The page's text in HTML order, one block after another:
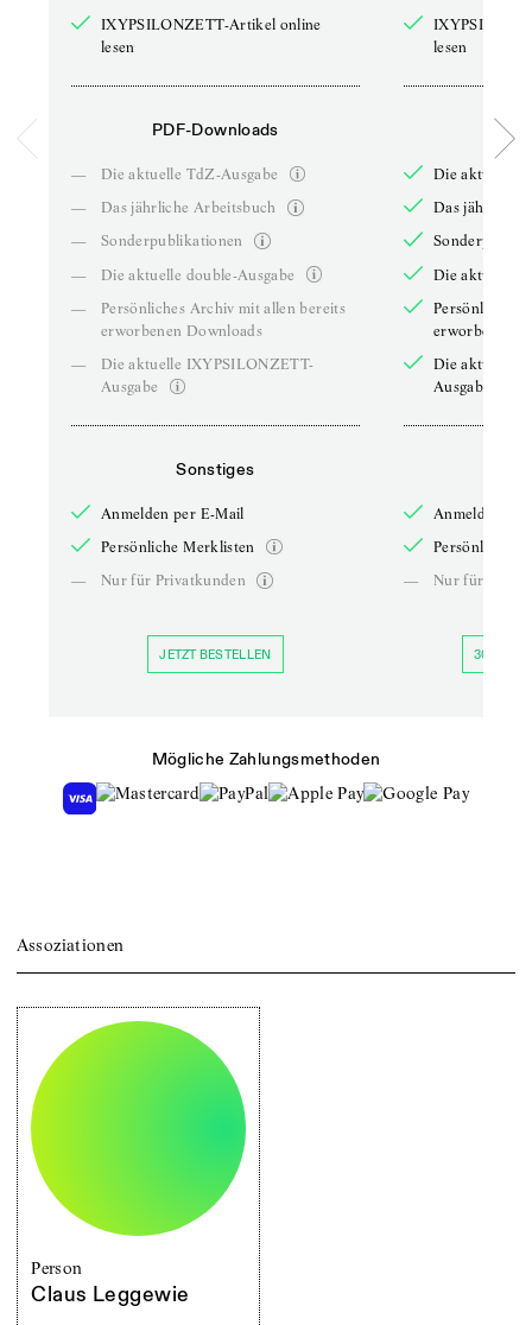
IXYPSILONZETT-Artikel online
lesen
PDF-Downloads
—
Die aktuelle TdZ-Ausgabe
—
Das jährliche Arbeitsbuch
—
Sonderpublikationen
—
Die aktuelle double-Ausgabe
—
Persönliches Archiv mit allen bereits
erworbenen Downloads
—
Die aktuelle IXYPSILONZETT-
Ausgabe
Sonstiges
Anmelden per E-Mail
Persönliche Merklisten
—
Nur für Privatkunden
JETZT BESTELLEN
lesen
Die aktuelle
Das jährliche
Die aktuelle
Persönliches
erworbenen
Die aktuelle
Ausgabe
Anmelden
Persönliche
—
Nur für
30 TAGE
Mögliche Zahlungsmethoden
Assoziationen
Person
Claus Leggewie